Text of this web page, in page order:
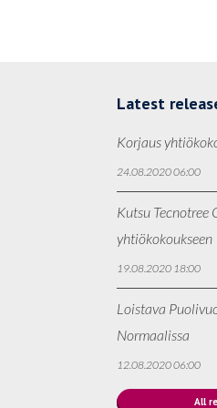
Latest
Korjaus
24.08.2020 06:00
Kutsu Tecnotree
yhtiökokoukseen
19.08.2020 18:00
Loistava
Normaalissa
12.08.2020 06:00
All